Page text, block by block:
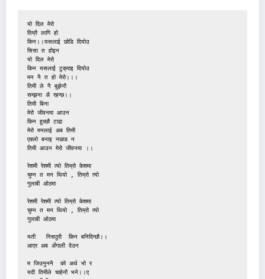
यो दिल मेरो
तिम्रै लागि हो
किन।।यसलाई छोडि दियोउ
सिसा त होइन
यो दिल मेरो
किन यसलाई टुक्राइ दियोउ
मन नै त हो मेरो।।।
तिमी ले नै बुझेनौ
सम्झना अै रहन्छ।।
तिमी बिना
मेरो जीवनमा आउन
किन हुन्न्छौ टाढा
मेरो मनलाई अब तिमी
एक्लो बनाइ नछाड न
तिमी आउन मेरो जीवनमा ।।
रेशमी रेशमी त्यो तिम्रो केशमा
चुम्न त मन थियो , तिम्रो त्यो
गुलाबी ओठमा
रेशमी रेशमी त्यो तिम्रो केशमा
चुम्न त मन थियो , तिम्रो त्यो
गुलाबी ओठमा
यती   निसठुरी  किन बनिदिन्छौ।।
आएर अब अँगाली देउन
म जिउनुननै  को अर्थ भो र
यदी तिमीले चाहेनौ भने।।ए